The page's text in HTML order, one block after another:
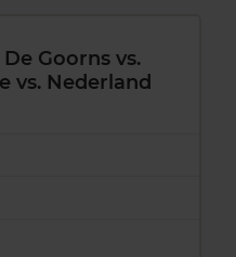
Goorns vs.
vs. Nederland